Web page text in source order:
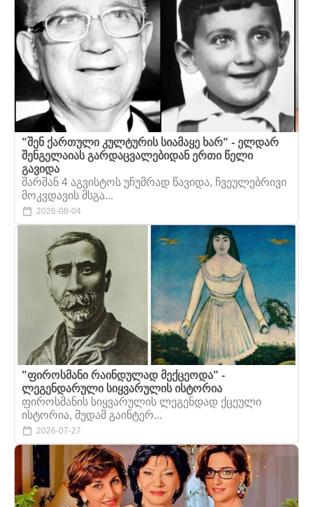
"შენ ქართული კულტურის სიამაყე ხარ" - ელდარ
შენგელაიას გარდაცვალებიდან ერთი წელი
გავიდა
შარშან 4 აგვისტოს უჩუმრად წავიდა, ჩვეულებრივი
მოკვდავის მსგა...
2026-08-04
"ფიროსმანი რაინდულად მექცეოდა" -
ლეგენდარული სიყვარულის ისტორია
ფიროსმანის სიყვარულის ლეგენდად ქცეული
ისტორია, მუდამ გაინტერ...
2026-07-27